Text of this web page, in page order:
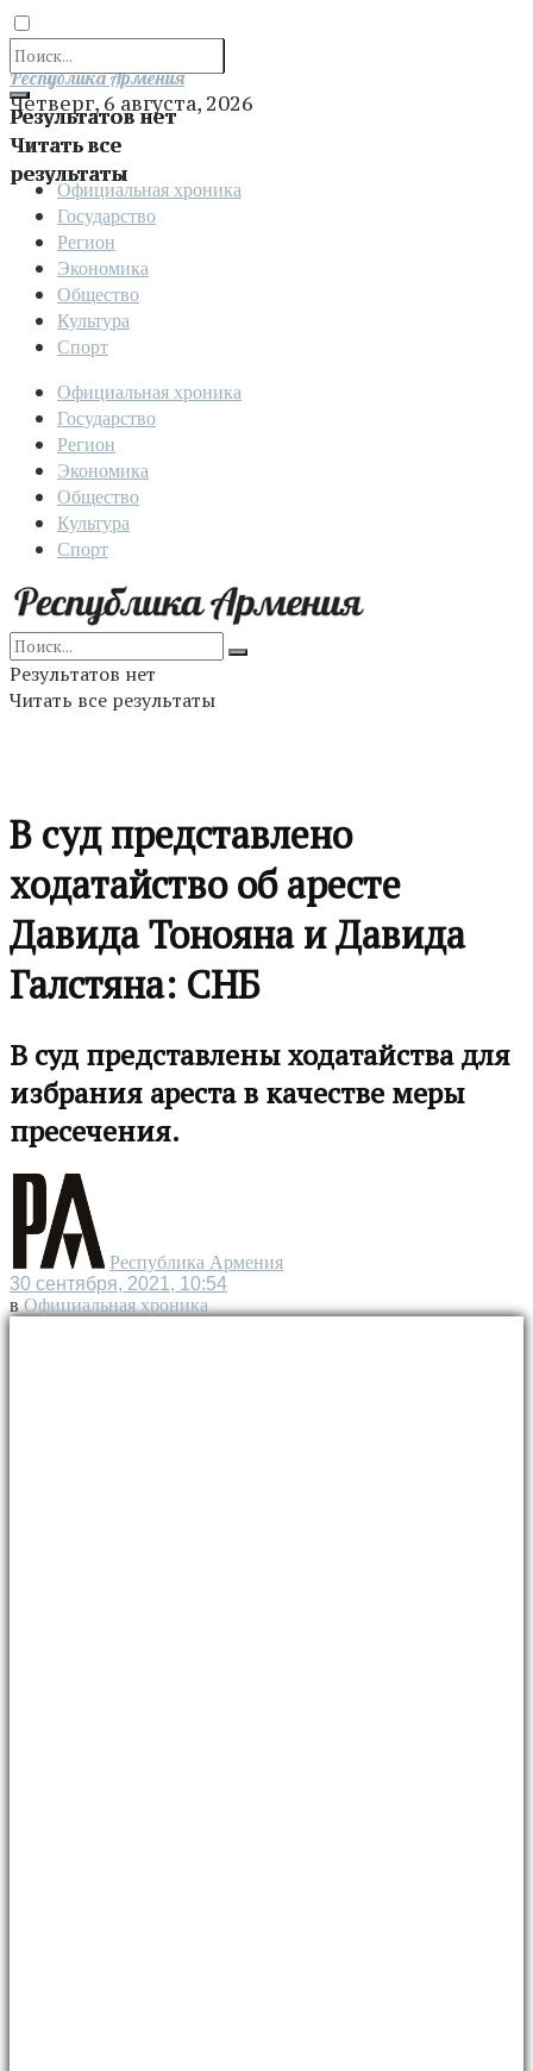
Результатов нет
Читать все
результаты
Отправить
Республика Армения
Четверг, 6 августа, 2026
Официальная хроника
Государство
Регион
Экономика
Общество
Культура
Спорт
Официальная хроника
Государство
Регион
Экономика
Общество
Культура
Спорт
Результатов нет
Читать все результаты
В суд представлено
ходатайство об аресте
Давида Тонояна и Давида
Галстяна: СНБ
В суд представлены ходатайства для
избрания ареста в качестве меры
пресечения.
Республика Армения
30 сентября, 2021, 10:54
в Официальная хроника